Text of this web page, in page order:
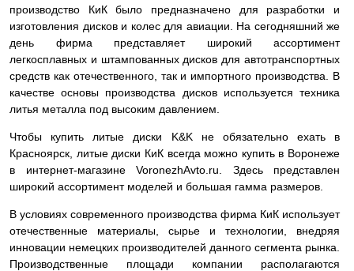
производство КиК было предназначено для разработки и
изготовления дисков и колес для авиации. На сегодняшний же
день фирма представляет широкий ассортимент
легкосплавных и штампованных дисков для автотранспортных
средств как отечественного, так и импортного производства. В
качестве основы производства дисков используется техника
литья металла под высоким давлением.
Чтобы купить литые диски K&K не обязательно ехать в
Красноярск, литые диски КиК всегда можно купить в Воронеже
в интернет-магазине VoronezhAvto.ru. Здесь представлен
широкий ассортимент моделей и большая гамма размеров.
В условиях современного производства фирма КиК использует
отечественные материалы, сырье и технологии, внедряя
инновации немецких производителей данного сегмента рынка.
Производственные площади компании располагаются